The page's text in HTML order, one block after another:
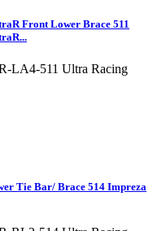
Front Lower Brace 511
LA4-511 Ultra Racing
Tie Bar/ Brace 514 Impreza